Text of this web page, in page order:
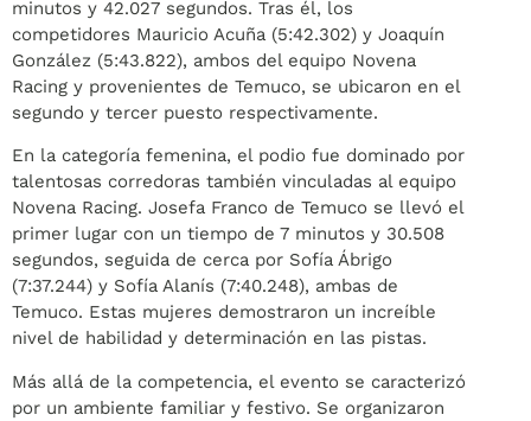
minutos y 42.027 segundos. Tras él, los
competidores Mauricio Acuña (5:42.302) y Joaquín
González (5:43.822), ambos del equipo Novena
Racing y provenientes de Temuco, se ubicaron en el
segundo y tercer puesto respectivamente.
En la categoría femenina, el podio fue dominado por
talentosas corredoras también vinculadas al equipo
Novena Racing. Josefa Franco de Temuco se llevó el
primer lugar con un tiempo de 7 minutos y 30.508
segundos, seguida de cerca por Sofía Ábrigo
(7:37.244) y Sofía Alanís (7:40.248), ambas de
Temuco. Estas mujeres demostraron un increíble
nivel de habilidad y determinación en las pistas.
Más allá de la competencia, el evento se caracterizó
por un ambiente familiar y festivo. Se organizaron